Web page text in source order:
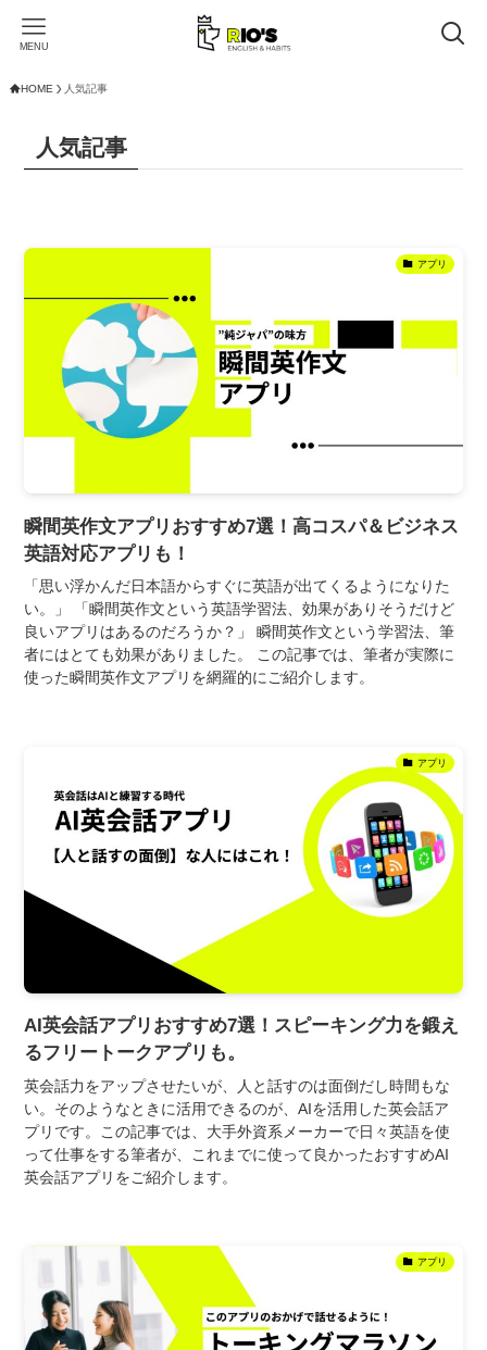
MENU
HOME 人気記事
人気記事
アプリ
瞬間英作文アプリおすすめ7選！高コスパ＆ビジネス
英語対応アプリも！
「思い浮かんだ日本語からすぐに英語が出てくるようになりた
い。」 「瞬間英作文という英語学習法、効果がありそうだけど
良いアプリはあるのだろうか？」 瞬間英作文という学習法、筆
者にはとても効果がありました。 この記事では、筆者が実際に
使った瞬間英作文アプリを網羅的にご紹介します。
アプリ
AI英会話アプリおすすめ7選！スピーキング力を鍛え
るフリートークアプリも。
英会話力をアップさせたいが、人と話すのは面倒だし時間もな
い。そのようなときに活用できるのが、AIを活用した英会話ア
プリです。この記事では、大手外資系メーカーで日々英語を使
って仕事をする筆者が、これまでに使って良かったおすすめAI
英会話アプリをご紹介します。
アプリ